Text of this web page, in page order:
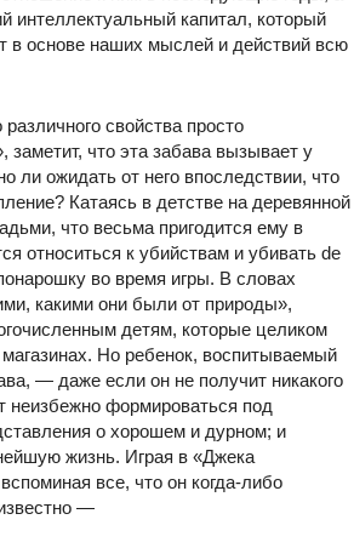
интеллектуальный капитал, который
в основе наших мыслей и действий всю
свойства просто
что эта забава вызывает у
ожидать от него впоследствии, что
Катаясь в детстве на деревянной
что весьма пригодится ему в
относиться к убийствам и убивать dе
во время игры. В словах
какими они были от природы»,
детям, которые целиком
Но ребенок, воспитываемый
— даже если он не получит никакого
неизбежно формироваться под
о хорошем и дурном; и
жизнь. Играя в «Джека
все, что он когда-либо
—